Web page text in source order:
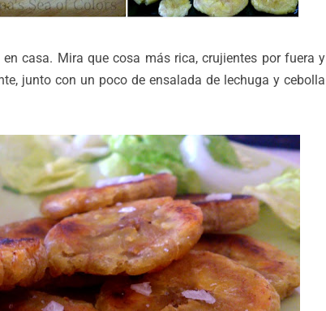
casa. Mira que cosa más rica, crujientes por fuera y
junto con un poco de ensalada de lechuga y cebolla